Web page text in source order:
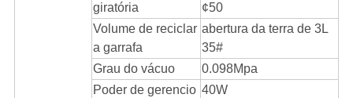
giratória
¢50
Volume de reciclar
a garrafa
abertura da terra de 3L
35#
Grau do vácuo
0.098Mpa
Poder de gerencio 40W